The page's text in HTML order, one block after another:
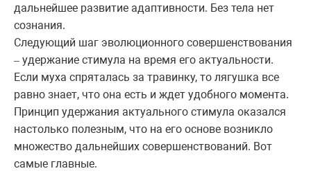
дальнейшее развитие адаптивности. Без тела нет
сознания.
Следующий шаг эволюционного совершенствования
– удержание стимула на время его актуальности.
Если муха спряталась за травинку, то лягушка все
равно знает, что она есть и ждет удобного момента.
Принцип удержания актуального стимула оказался
настолько полезным, что на его основе возникло
множество дальнейших совершенствований. Вот
самые главные.